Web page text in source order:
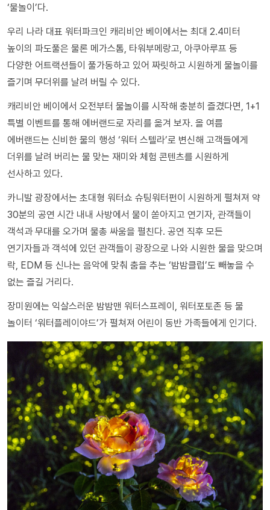
‘물놀이’다.
우리 나라 대표 워터파크인 캐리비안 베이에서는 최대 2.4미터
높이의 파도풀은 물론 메가스톰, 타워부메랑고, 아쿠아루프 등
다양한 어트랙션들이 풀가동하고 있어 짜릿하고 시원하게 물놀이를
즐기며 무더위를 날려 버릴 수 있다.
캐리비안 베이에서 오전부터 물놀이를 시작해 충분히 즐겼다면, 1+1
특별 이벤트를 통해 에버랜드로 자리를 옮겨 보자. 올 여름
에버랜드는 신비한 물의 행성 ‘워터 스텔라’로 변신해 고객들에게
더위를 날려 버리는 물 맞는 재미와 체험 콘텐츠를 시원하게
선사하고 있다.
카니발 광장에서는 초대형 워터쇼 슈팅워터펀이 시원하게 펼쳐져 약
30분의 공연 시간 내내 사방에서 물이 쏟아지고 연기자, 관객들이
객석과 무대를 오가며 물총 싸움을 펼친다. 공연 직후 모든
연기자들과 객석에 있던 관객들이 광장으로 나와 시원한 물을 맞으며
락, EDM 등 신나는 음악에 맞춰 춤을 추는 ‘밤밤클럽’도 빼놓을 수
없는 즐길 거리다.
장미원에는 익살스러운 밤밤맨 워터스프레이, 워터포토존 등 물
놀이터 ‘워터플레이야드’가 펼쳐져 어린이 동반 가족들에게 인기다.